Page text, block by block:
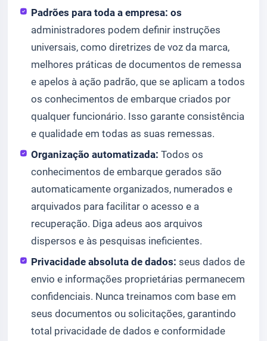
Padrões para toda a empresa: os
administradores podem definir instruções
universais, como diretrizes de voz da marca,
melhores práticas de documentos de remessa
e apelos à ação padrão, que se aplicam a todos
os conhecimentos de embarque criados por
qualquer funcionário. Isso garante consistência
e qualidade em todas as suas remessas.
Organização automatizada: Todos os
conhecimentos de embarque gerados são
automaticamente organizados, numerados e
arquivados para facilitar o acesso e a
recuperação. Diga adeus aos arquivos
dispersos e às pesquisas ineficientes.
Privacidade absoluta de dados: seus dados de
envio e informações proprietárias permanecem
confidenciais. Nunca treinamos com base em
seus documentos ou solicitações, garantindo
total privacidade de dados e conformidade